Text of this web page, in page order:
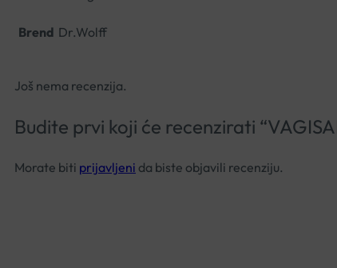
Brend Dr.Wolff
Još nema recenzija.
Budite prvi koji će recenzirati
Morate biti prijavljeni da biste objavili recenziju.